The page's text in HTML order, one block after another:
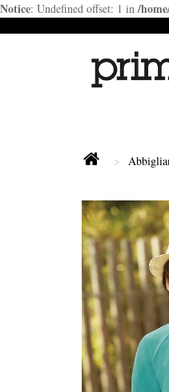
Notice: Undefined offset: 1 in/